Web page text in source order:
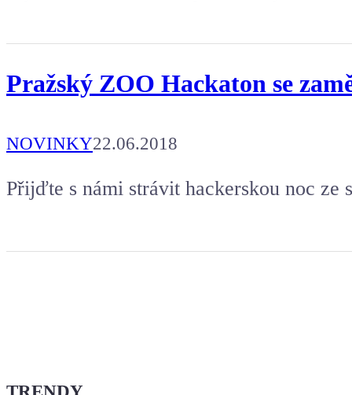
Pražský ZOO Hackaton se
NOVINKY22.06.2018
Přijďte s námi strávit hackerskou noc ze